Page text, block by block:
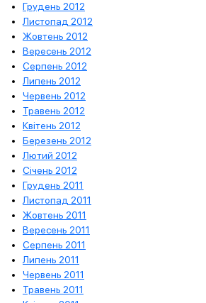
Грудень 2012
Листопад 2012
Жовтень 2012
Вересень 2012
Серпень 2012
Липень 2012
Червень 2012
Травень 2012
Квітень 2012
Березень 2012
Лютий 2012
Січень 2012
Грудень 2011
Листопад 2011
Жовтень 2011
Вересень 2011
Серпень 2011
Липень 2011
Червень 2011
Травень 2011